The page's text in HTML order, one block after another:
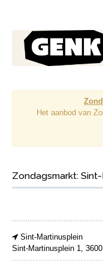
Het aanbod van
Zondagsmarkt:
Sint-Martinusplein
Sint-Martinusplein 1,